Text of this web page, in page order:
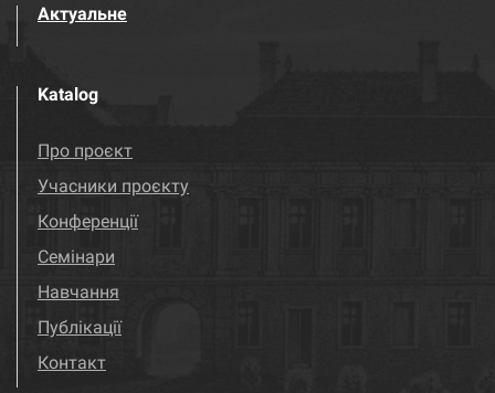
Актуальне
Katalog
Про проєкт
Учасники проєкту
Конференції
Семінари
Навчання
Публікації
Контакт